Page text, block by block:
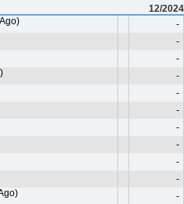
12/2024
-
-
-
-
-
-
-
-
-
-
-